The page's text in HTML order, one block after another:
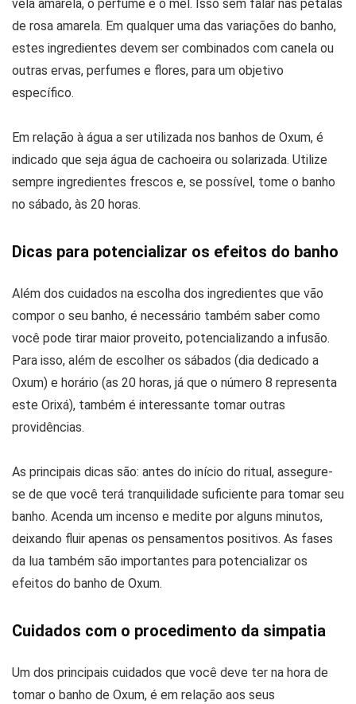
vela amarela, o perfume e o mel. Isso sem falar nas pétalas
de rosa amarela. Em qualquer uma das variações do banho,
estes ingredientes devem ser combinados com canela ou
outras ervas, perfumes e flores, para um objetivo
específico.
Em relação à água a ser utilizada nos banhos de Oxum, é
indicado que seja água de cachoeira ou solarizada. Utilize
sempre ingredientes frescos e, se possível, tome o banho
no sábado, às 20 horas.
Dicas para potencializar os efeitos do banho
Além dos cuidados na escolha dos ingredientes que vão
compor o seu banho, é necessário também saber como
você pode tirar maior proveito, potencializando a infusão.
Para isso, além de escolher os sábados (dia dedicado a
Oxum) e horário (as 20 horas, já que o número 8 representa
este Orixá), também é interessante tomar outras
providências.
As principais dicas são: antes do início do ritual, assegure-
se de que você terá tranquilidade suficiente para tomar seu
banho. Acenda um incenso e medite por alguns minutos,
deixando fluir apenas os pensamentos positivos. As fases
da lua também são importantes para potencializar os
efeitos do banho de Oxum.
Cuidados com o procedimento da simpatia
Um dos principais cuidados que você deve ter na hora de
tomar o banho de Oxum, é em relação aos seus